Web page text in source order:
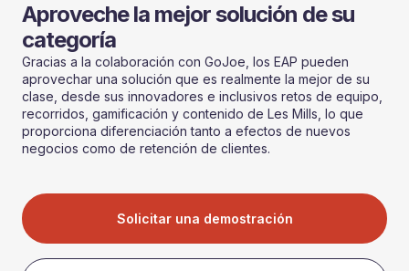
Aproveche la mejor solución de su
categoría
Gracias a la colaboración con GoJoe, los EAP pueden
aprovechar una solución que es realmente la mejor de su
clase, desde sus innovadores e inclusivos retos de equipo,
recorridos, gamificación y contenido de Les Mills, lo que
proporciona diferenciación tanto a efectos de nuevos
negocios como de retención de clientes.
Solicitar una demostración